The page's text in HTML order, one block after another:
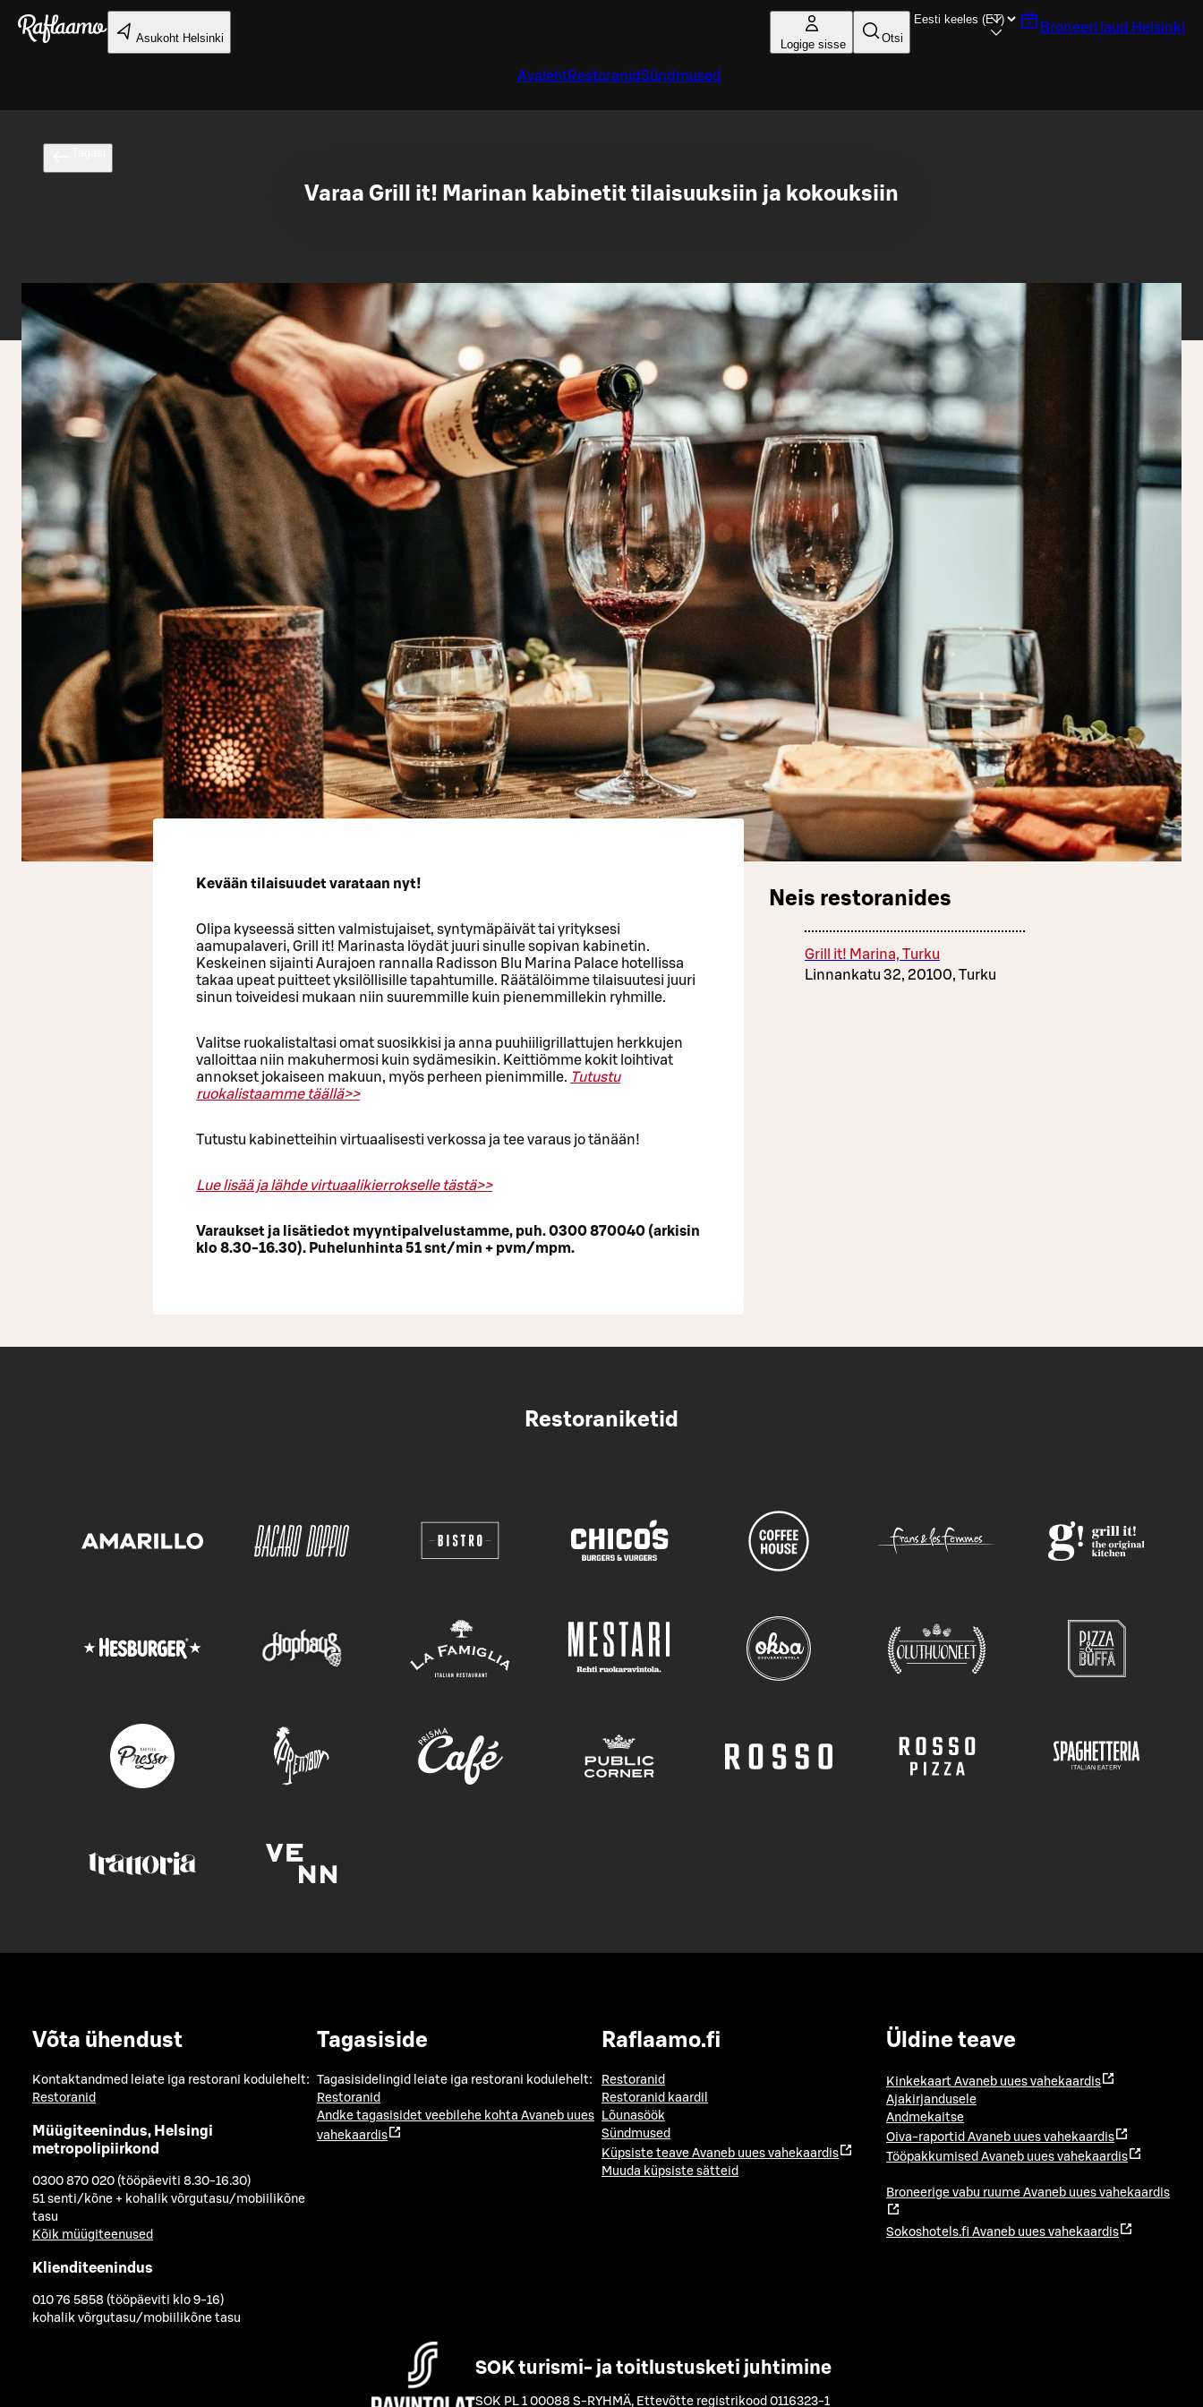
Liigu peamise sisu juurde
Asukoht Helsinki Logige sisse Otsi
Broneeri laud Helsinki
AvalehtRestoranidSündmused
Varaa Grill it! Marinan kabinetit tilaisuuksiin ja kokouksiin
Kevään tilaisuudet varataan nyt!
Olipa kyseessä sitten valmistujaiset, syntymäpäivät tai yrityksesi
aamupalaveri, Grill it! Marinasta löydät juuri sinulle sopivan kabinetin.
Keskeinen sijainti Aurajoen rannalla Radisson Blu Marina Palace hotellissa
takaa upeat puitteet yksilöllisille tapahtumille. Räätälöimme tilaisuutesi juuri
sinun toiveidesi mukaan niin suuremmille kuin pienemmillekin ryhmille.
Valitse ruokalistaltasi omat suosikkisi ja anna puuhiiligrillattujen herkkujen
valloittaa niin makuhermosi kuin sydämesikin. Keittiömme kokit loihtivat
annokset jokaiseen makuun, myös perheen pienimmille. Tutustu
ruokalistaamme täällä>>
Tutustu kabinetteihin virtuaalisesti verkossa ja tee varaus jo tänään!
Lue lisää ja lähde virtuaalikierrokselle tästä>>
Varaukset ja lisätiedot myyntipalvelustamme, puh. 0300 870040 (arkisin
klo 8.30-16.30). Puhelunhinta 51 snt/min + pvm/mpm.
Neis restoranides
Grill it! Marina, Turku
Linnankatu 32, 20100, Turku
Restoraniketid
Võta ühendust
Kontaktandmed leiate iga restorani kodulehelt:
Restoranid
Müügiteenindus, Helsingi
metropolipiirkond
0300 870 020 (tööpäeviti 8.30-16.30)
51 senti/kõne + kohalik võrgutasu/mobiilikõne
tasu
Kõik müügiteenused
Klienditeenindus
010 76 5858 (tööpäeviti klo 9-16)
kohalik võrgutasu/mobiilikõne tasu
Tagasiside
Tagasisidelingid leiate iga restorani kodulehelt:
Restoranid
Andke tagasisidet veebilehe kohta Avaneb uues
vahekaardis
Raflaamo.fi
Restoranid
Restoranid kaardil
Lõunasöök
Sündmused
Küpsiste teave Avaneb uues vahekaardis
Muuda küpsiste sätteid
Üldine teave
Kinkekaart Avaneb uues vahekaardis
Ajakirjandusele
Andmekaitse
Oiva-raportid Avaneb uues vahekaardis
Tööpakkumised Avaneb uues vahekaardis
Broneerige vabu ruume Avaneb uues vahekaardis
Sokoshotels.fi Avaneb uues vahekaardis
SOK turismi- ja toitlustusketi juhtimine
SOK PL 1 00088 S-RYHMÄ, Ettevõtte registrikood 0116323-1